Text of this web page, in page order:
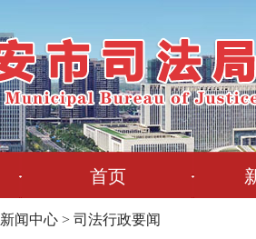
首页
新闻中心 >司法行政要闻